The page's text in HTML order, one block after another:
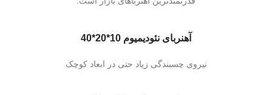
آهنربای نئودیمیوم 10*20*40
نیروی چسبندگی زیاد حتی در ابعاد کوچک